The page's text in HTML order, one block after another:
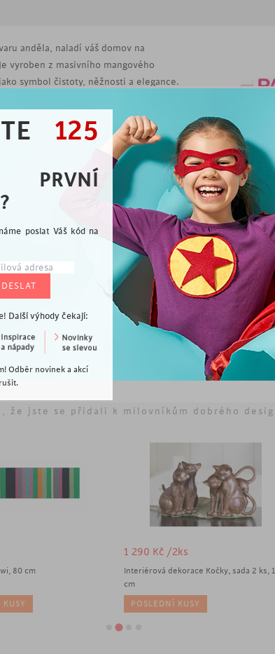
125
poslat Váš kód na
Další výhody čekají:
Odběr novinek a akcí
anděla, naladí váš domov na
vyroben z masivního mangového
symbol čistoty, něžnosti a elegance.
dřeva v červené barvě
Vybíráme pro Vás
že jste se přidali k milovníkům dobrého
80 cm
KUSY
1 290 Kč /2ks
Interiérová dekorace Kočky, sada 2 ks,
cm
POSLEDNÍ KUSY